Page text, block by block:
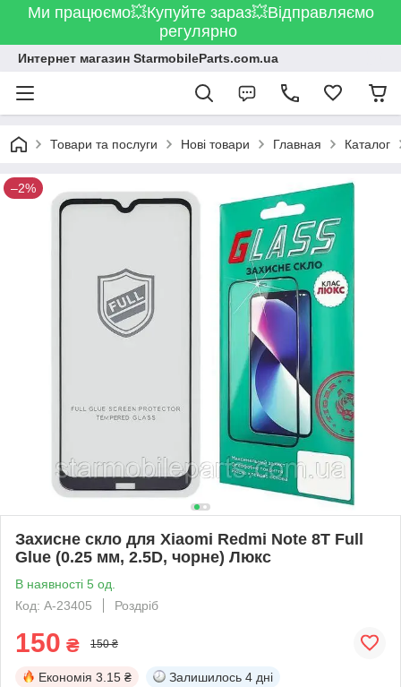
Ми працюємо💥Купуйте зараз💥Відправляємо
регулярно
Интернет магазин StarmobileParts.com.ua
Товари та послуги Нові товари Главная Каталог
–2%
Захисне скло для Xiaomi Redmi Note 8T Full
Glue (0.25 мм, 2.5D, чорне) Люкс
В наявності 5 од.
Код: A-23405
Роздріб
150 ₴ 150 ₴
Економія 3.15 ₴ Залишилось 4 дні